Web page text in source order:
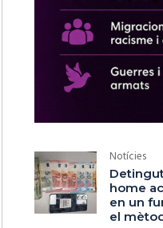
Notícies
home
en un
el